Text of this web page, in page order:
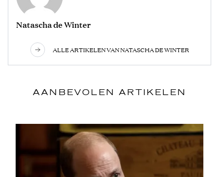
Natascha de Winter
ALLE ARTIKELEN VAN NATASCHA DE WINTER
AANBEVOLEN ARTIKELEN